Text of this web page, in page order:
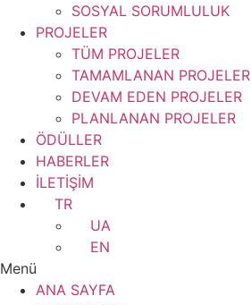
SOSYAL SORUMLULUK
PROJELER
TÜM PROJELER
TAMAMLANAN PROJELER
DEVAM EDEN PROJELER
PLANLANAN PROJELER
ÖDÜLLER
HABERLER
İLETİŞİM
TR
UA
EN
Menü
ANA SAYFA